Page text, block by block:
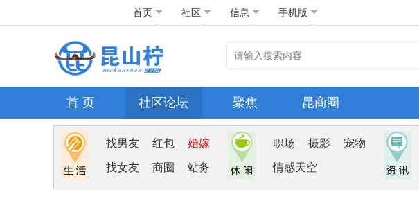
首页 社区 信息 手机版
首 页 社区论坛 聚焦 昆商圈
找男友 红包 婚嫁
找女友 商圈 站务
职场 摄影 宠物
情感天空